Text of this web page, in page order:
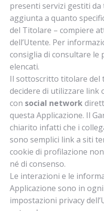
presenti servizi gestiti
aggiunta a quanto
del Titolare – compiere
dell’Utente. Per
consiglia di consultare le
elencati.
Il sottoscritto titolare
decidere di utilizzare link
con social network
questa Applicazione. Il
chiarito infatti che i
sono semplici link a siti
cookie di profilazione
né di consenso.
Le interazioni e le
Applicazione sono in
impostazioni privacy